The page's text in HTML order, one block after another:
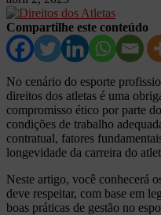
Compartilhe este conteúdo
No cenário do esporte
direitos dos atletas é uma
compromisso ético por parte
condições de trabalho
contratual, fatores
longevidade da carreira do
Neste artigo, você conhecerá
deve respeitar, com base em
boas práticas de gestão no